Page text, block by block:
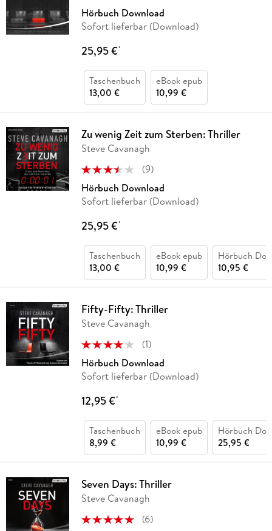
Hörbuch Download
Sofort lieferbar (Download)
25,95 €*
Taschenbuch
13,00 €
eBook epub
10,99 €
Zu wenig Zeit zum Sterben: Thriller
Steve Cavanagh
(9)
Hörbuch Download
Sofort lieferbar (Download)
25,95 €*
Taschenbuch
13,00 €
eBook epub
10,99 €
Hörbuch
10,95 €
Fifty-Fifty: Thriller
Steve Cavanagh
(1)
Hörbuch Download
Sofort lieferbar (Download)
12,95 €*
Taschenbuch
8,99 €
eBook epub
10,99 €
Hörbuch
25,95 €
Seven Days: Thriller
Steve Cavanagh
(6)